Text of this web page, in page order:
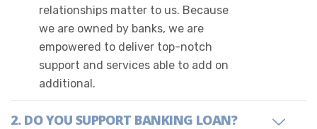
relationships matter to us. Because
we are owned by banks, we are
empowered to deliver top-notch
support and services able to add on
additional.
DO YOU SUPPORT BANKING LOAN?